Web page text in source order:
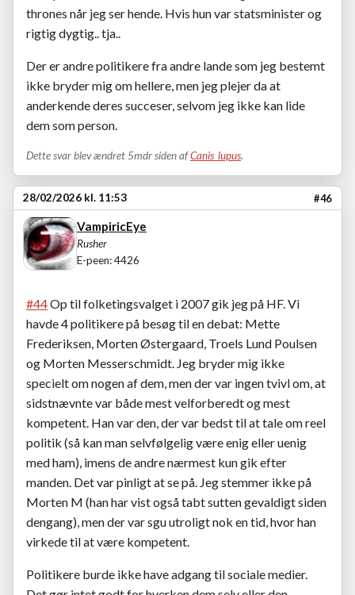
thrones når jeg ser hende. Hvis hun var statsminister og
rigtig dygtig.. tja..
Der er andre politikere fra andre lande som jeg bestemt
ikke bryder mig om hellere, men jeg plejer da at
anderkende deres succeser, selvom jeg ikke kan lide
dem som person.
Dette svar blev ændret 5mdr siden afCanis_lupus.
28/02/2026 kl. 11:53 #46
VampiricEye
Rusher
E-peen: 4426
#44Op til folketingsvalget i 2007 gik jeg på HF. Vi
havde 4 politikere på besøg til en debat: Mette
Frederiksen, Morten Østergaard, Troels Lund Poulsen
og Morten Messerschmidt. Jeg bryder mig ikke
specielt om nogen af dem, men der var ingen tvivl om, at
sidstnævnte var både mest velforberedt og mest
kompetent. Han var den, der var bedst til at tale om reel
politik (så kan man selvfølgelig være enig eller uenig
med ham), imens de andre nærmest kun gik efter
manden. Det var pinligt at se på. Jeg stemmer ikke på
Morten M (han har vist også tabt sutten gevaldigt siden
dengang), men der var sgu utroligt nok en tid, hvor han
virkede til at være kompetent.
Politikere burde ikke have adgang til sociale medier.